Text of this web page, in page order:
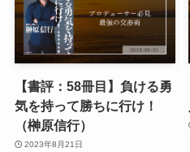
【書評：58冊目】負ける勇
気を持って勝ちに行け！
（榊原信行）
2023年8月21日